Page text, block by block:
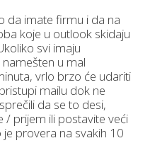
da imate firmu i da na
koje u outlook skidaju
svi imaju
u mal
vrlo brzo će udariti
mailu dok ne
dа se to desi,
/ prijem ili postаvite veći
proverа na svаkih 10